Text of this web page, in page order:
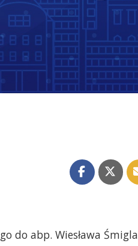
do abp. Wiesława Śmigla